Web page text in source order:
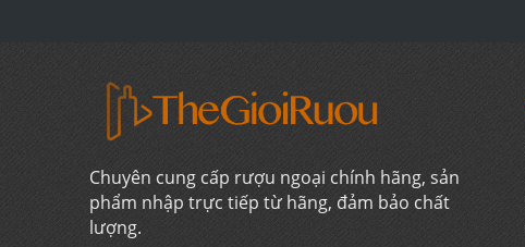
Chuyên cung cấp rượu ngoại chính hãng, sản
phẩm nhập trực tiếp từ hãng, đảm bảo chất
lượng.